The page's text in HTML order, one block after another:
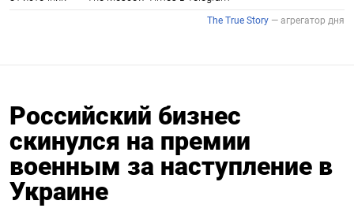
Российский бизнес
скинулся на премии
военным за наступление в
Украине